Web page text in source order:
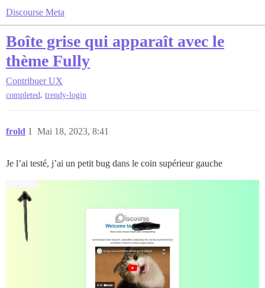
Discourse Meta
Boîte grise qui apparaît avec le
thème Fully
Contribuer UX
completed, trendy-login
frold Mai 18, 2023, 8:41
1
Je l’ai testé, j’ai un petit bug dans le coin supérieur gauche